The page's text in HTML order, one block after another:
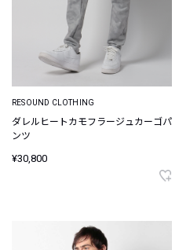
RESOUND CLOTHING
ダレルヒートカモフラージュカーゴパ
ンツ
¥30,800